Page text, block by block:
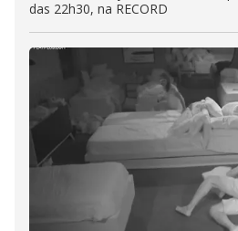
das 22h30, na RECORD